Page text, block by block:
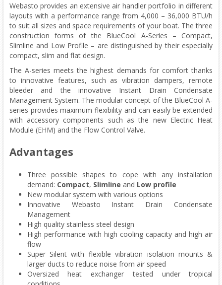
Webasto provides an extensive air handler portfolio in different
layouts with a performance range from 4,000 – 36,000 BTU/h
to suit all sizes and space requirements of your boat. The three
construction forms of the BlueCool A-Series – Compact,
Slimline and Low Profile – are distinguished by their especially
compact, slim and flat design.
The A-series meets the highest demands for comfort thanks
to innovative features, such as vibration dampers, remote
bleeder and the innovative Instant Drain Condensate
Management System. The modular concept of the BlueCool A-
series provides maximum flexibility and can easily be extended
with accessory components such as the new Electric Heat
Module (EHM) and the Flow Control Valve.
Advantages
Three possible shapes to cope with any installation
demand: Compact, Slimline and Low profile
New modular system with various options
Innovative Webasto Instant Drain Condensate
Management
High quality stainless steel design
High performance with high cooling capacity and high air
flow
Super Silent with flexible vibration isolation mounts &
larger ducts to reduce noise from air speed
Oversized heat exchanger tested under tropical